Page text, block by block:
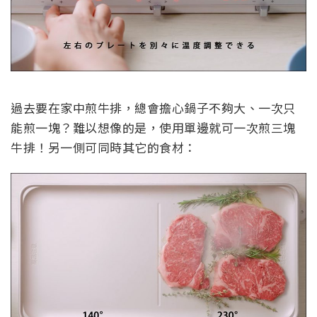
過去要在家中煎牛排，總會擔心鍋子不夠大、一次只
能煎一塊？難以想像的是，使用單邊就可一次煎三塊
牛排！另一側可同時其它的食材：